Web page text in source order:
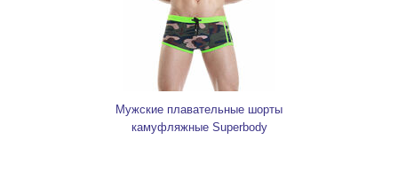
Мужские плавательные шорты
камуфляжные Superbody